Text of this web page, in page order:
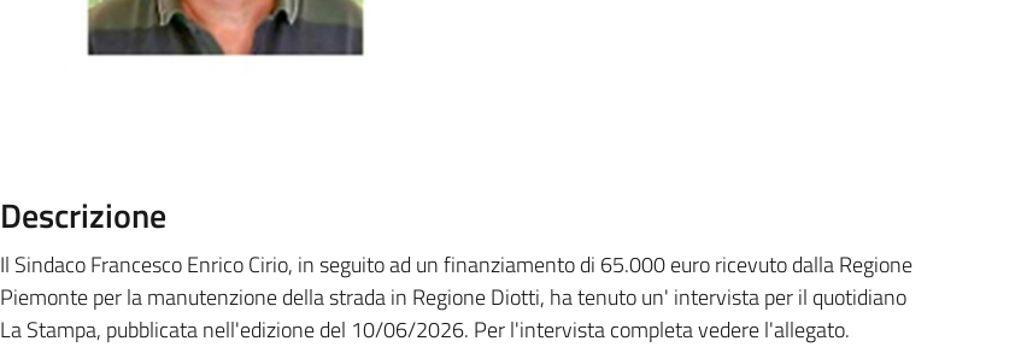
Descrizione
Il Sindaco Francesco Enrico Cirio, in seguito ad un finanziamento di 65.000 euro ricevuto dalla Regione
Piemonte per la manutenzione della strada in Regione Diotti, ha tenuto un' intervista per il quotidiano
La Stampa, pubblicata nell'edizione del 10/06/2026. Per l'intervista completa vedere l'allegato.